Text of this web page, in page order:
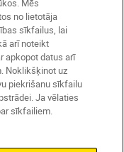
of Use
Mēs
no lietotāja
sīkfailus, lai
arī noteikt
apkopot datus arī
Noklikšķinot uz
piekrišanu sīkfailu
Ja vēlaties
sīkfailiem.